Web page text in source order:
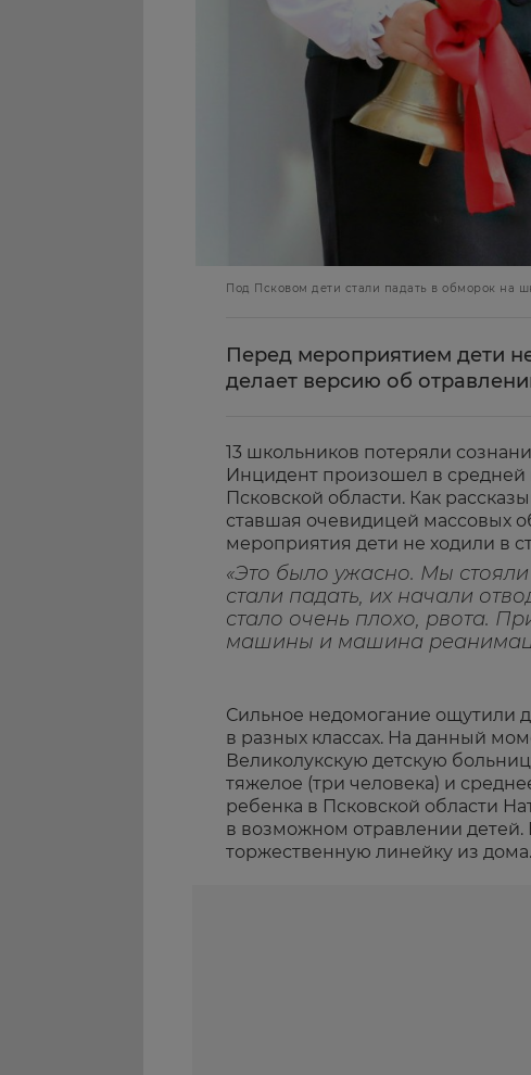
Под Псковом дети стали падать в обморок на
Перед мероприятием дети
делает версию об
13 школьников потеряли
Инцидент произошел в
Псковской области. Как
ставшая очевидицей массовых
мероприятия дети не ходили в
«Это было ужасно. Мы
стали падать, их начали
стало очень плохо, рвота.
машины и машина
Сильное недомогание ощутили
в разных классах. На данный
Великолукскую детскую
тяжелое (три человека) и
ребенка в Псковской области
в возможном отравлении
торжественную линейку из дома.